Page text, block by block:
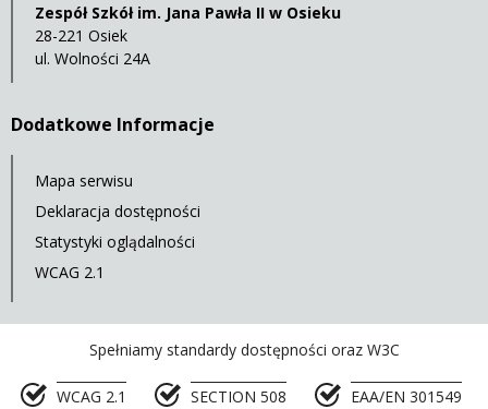
Zespół Szkół im. Jana Pawła II w Osieku
28-221 Osiek
ul. Wolności 24A
Dodatkowe Informacje
Mapa serwisu
Deklaracja dostępności
Statystyki oglądalności
WCAG 2.1
Spełniamy standardy dostępności oraz W3C
WCAG 2.1 SECTION 508 EAA/EN 301549